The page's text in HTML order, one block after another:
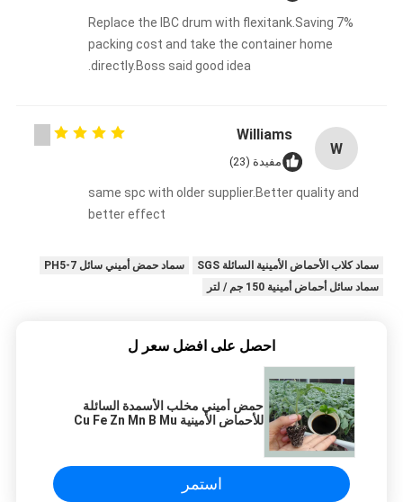
Replace the IBC drum with flexitank.Saving 7%
packing cost and take the container home
directly.Boss said good idea.
W
Williams
مفيدة (23)
same spc with older supplier.Better quality and
better effect
سماد كلاب الأحماض الأمينية السائلة SGS
سماد حمض أميني سائل PH5-7
سماد سائل أحماض أمينية 150 جم / لتر
احصل على افضل سعر ل
حمض أميني مخلب الأسمدة السائلة
للأحماض الأمينية Cu Fe Zn Mn B Mu
استمر